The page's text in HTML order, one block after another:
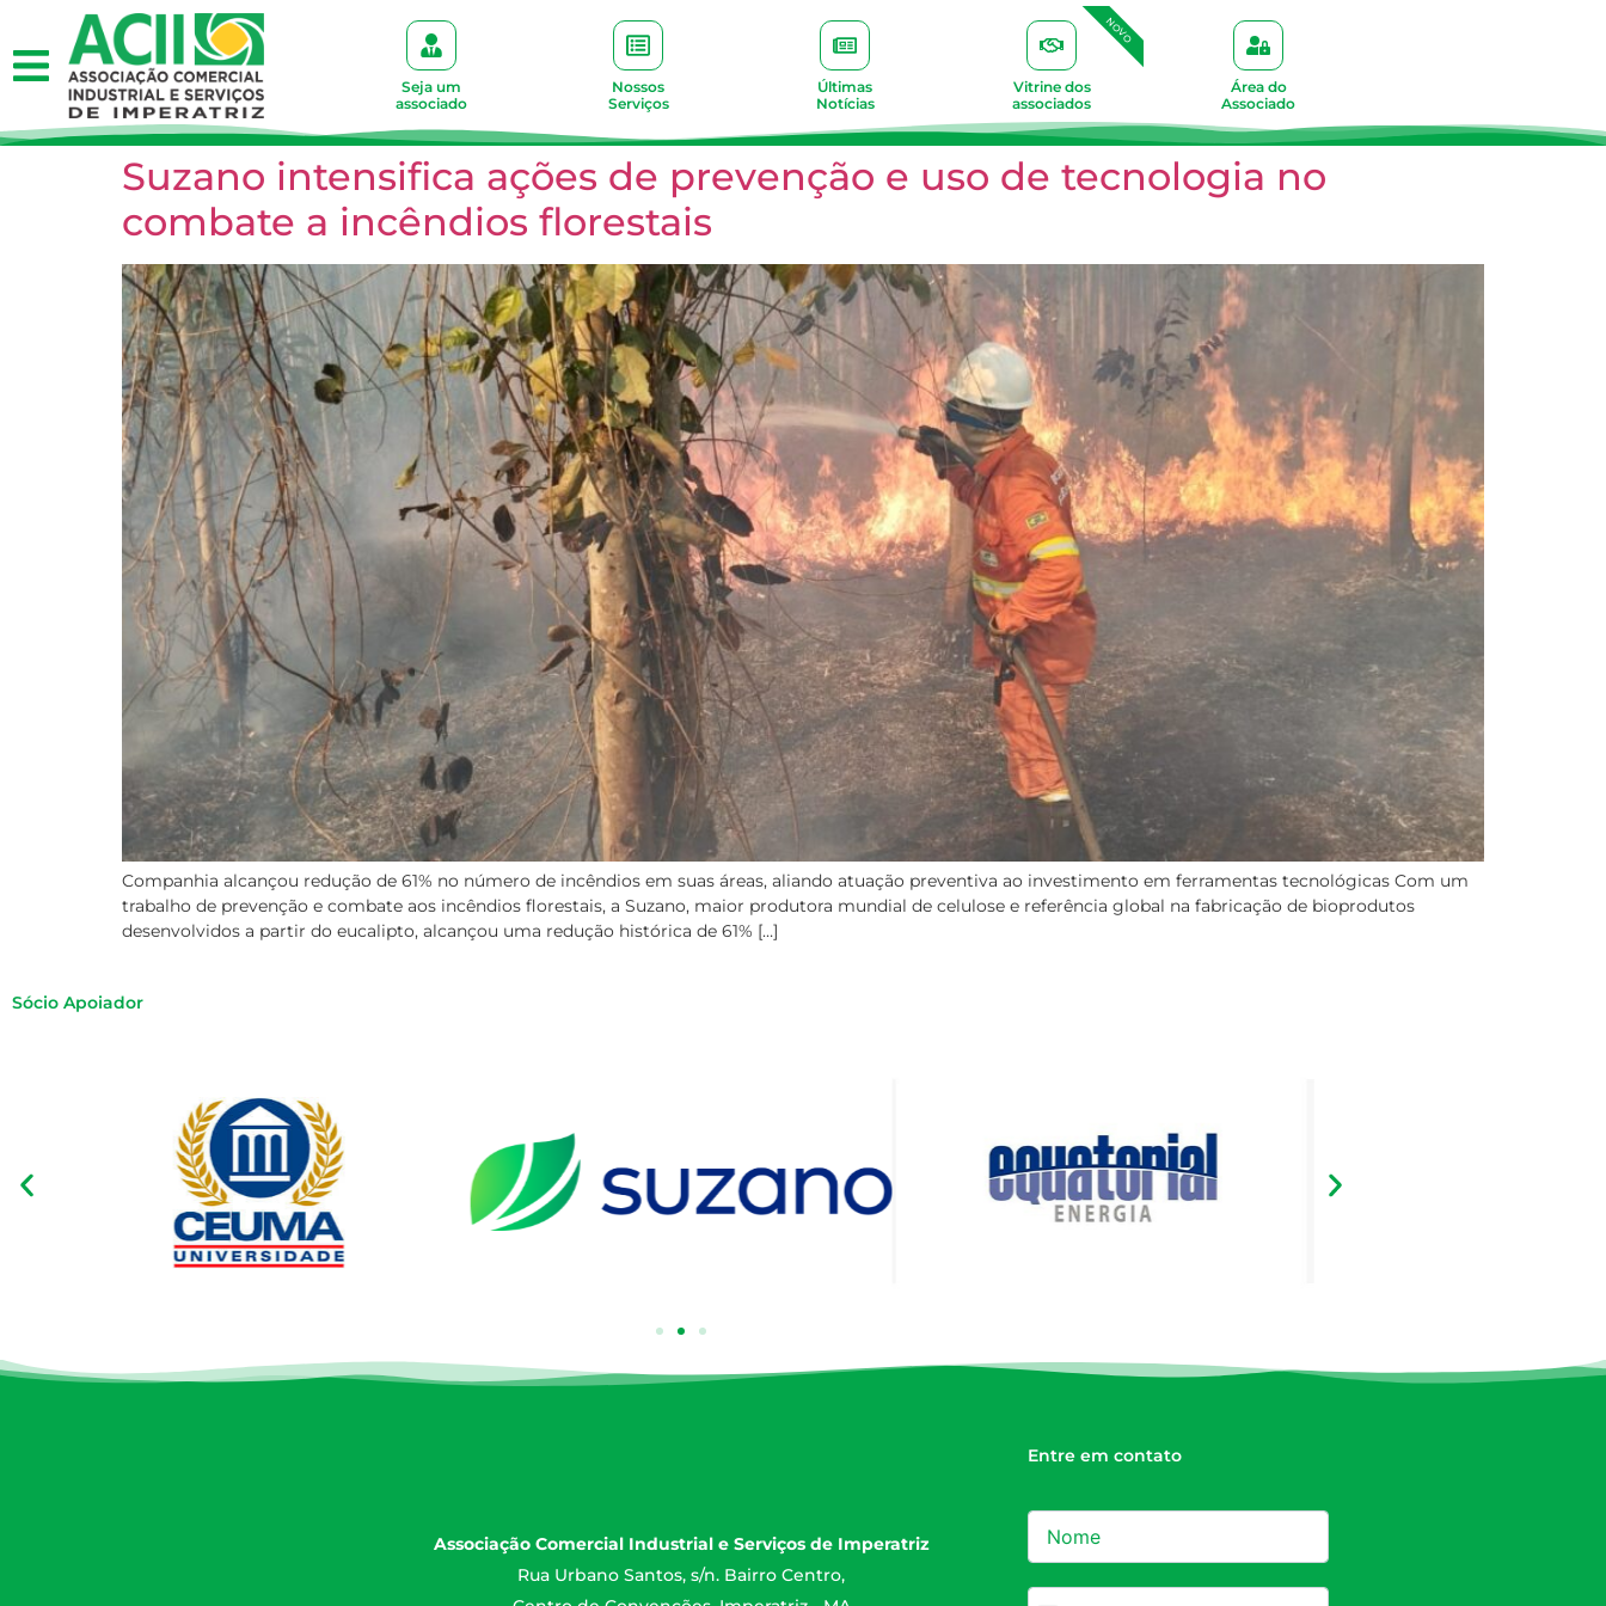
Seja um
associado
Nossos
Serviços
Últimas
Notícias
Vitrine dos
associados
NOVO
Área do
Associado
Suzano intensifica ações de prevenção e uso de tecnologia no
combate a incêndios florestais
Companhia alcançou redução de 61% no número de incêndios em suas áreas, aliando atuação preventiva ao investimento em ferramentas tecnológicas Com um
trabalho de prevenção e combate aos incêndios florestais, a Suzano, maior produtora mundial de celulose e referência global na fabricação de bioprodutos
desenvolvidos a partir do eucalipto, alcançou uma redução histórica de 61% […]
Sócio Apoiador
Associação Comercial Industrial e Serviços de Imperatriz
Rua Urbano Santos, s/n. Bairro Centro,
Entre em contato